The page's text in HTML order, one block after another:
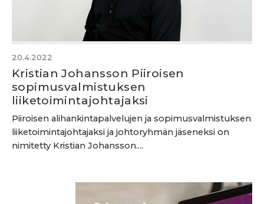
20.4.2022
Kristian Johansson Piiroisen
sopimusvalmistuksen
liiketoimintajohtajaksi
Piiroisen alihankintapalvelujen ja sopimusvalmistuksen
liiketoimintajohtajaksi ja johtoryhmän jäseneksi on
nimitetty Kristian Johansson....